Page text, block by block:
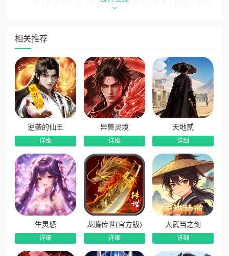
在《氏族攻防战》中，你将不再是一名看客，而是一方势
路。游戏真实还原了160余座三国历史名城，每一寸土地的争夺
设，升级官邸、工匠坊等核心设施，用最小的成本换取最大的
版图扩张。
名将云集，打造你的专属精锐之师
游戏的灵魂在于数百位技能各异的三国名将。无论是忠勇
的关平、锦马超，还是拥有倾城之貌的貂蝉，每一位武将都拥
有独特的主动技能与被动天赋。你可以通过酒馆招募、客栈宴
与羁绊系统深度培养。在布阵时，你需要根据不同兵种的克制
关系——弓手压制骑兵、盾兵克制远程、突击单位破阵突袭
——来自由搭配阵容，打造一支攻无不克的精锐之师。
战中微操，告别无脑挂机的深度博弈
《氏族攻防战》最大的魅力在于其独特的“战中策略”模
式。战斗并非简单的数值对撞，而是充满了即时操作的博弈空
相关推荐
逆袭的仙王
详细
异兽灵境
详细
天地贰
详细
生灵怒
详细
龙腾传世(官方版)
详细
大武当之剑
详细